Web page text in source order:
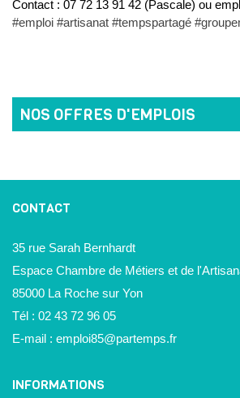
Contact : 07 72 13 91 42 (Pascale) ou
#emploi #artisanat #tempspartagé
NOS OFFRES D'EMPLOIS
CONTACT
35 rue Sarah Bernhardt
Espace Chambre de Métiers et de
85000 La Roche sur Yon
Tél : 02 43 72 96 05
E-mail : emploi85@partemps.fr
INFORMATIONS